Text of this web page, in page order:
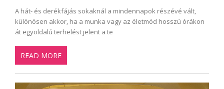
A hát- és derékfájás sokaknál a mindennapok részévé vált,
különösen akkor, ha a munka vagy az életmód hosszú órákon
át egyoldalú terhelést jelent a te
READ MORE